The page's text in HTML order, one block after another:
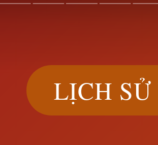
LỊCH